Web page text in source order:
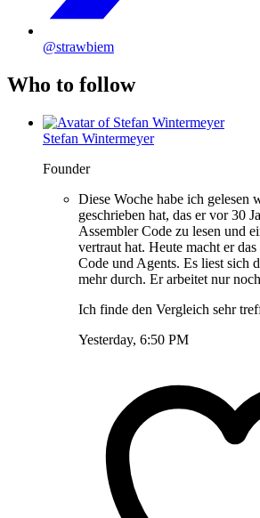
@strawbiem
Who to follow
Stefan Wintermeyer
Founder
Diese Woche habe ich gelesen
geschrieben hat, das er vor 30
Assembler Code zu lesen und
vertraut hat. Heute macht er
Code und Agents. Es liest sich
mehr durch. Er arbeitet nur
Ich finde den Vergleich sehr
Yesterday, 6:50 PM